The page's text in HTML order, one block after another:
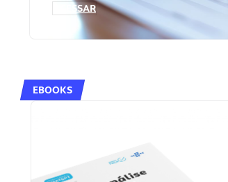
ACESSAR
EBOOKS